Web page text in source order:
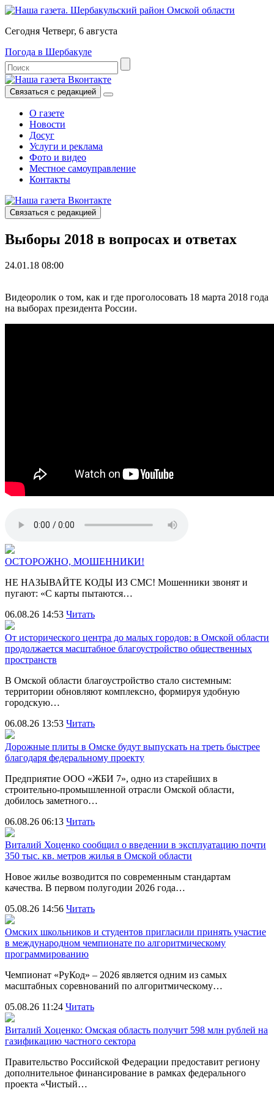
Сегодня Четверг, 6 августа
Погода в Шербакуле
Связаться с редакцией
О газете
Новости
Досуг
Услуги и реклама
Фото и видео
Местное самоуправление
Контакты
Связаться с редакцией
Выборы 2018 в вопросах и ответах
24.01.18 08:00
Видеоролик о том, как и где проголосовать 18 марта 2018 года
на выборах президента России.
ОСТОРОЖНО, МОШЕННИКИ!
НЕ НАЗЫВАЙТЕ КОДЫ ИЗ СМС! Мошенники звонят и
пугают: «С карты пытаются…
06.08.26 14:53 Читать
От исторического центра до малых городов: в Омской области
продолжается масштабное благоустройство общественных
пространств
В Омской области благоустройство стало системным:
территории обновляют комплексно, формируя удобную
городскую…
06.08.26 13:53 Читать
Дорожные плиты в Омске будут выпускать на треть быстрее
благодаря федеральному проекту
Предприятие ООО «ЖБИ 7», одно из старейших в
строительно‑промышленной отрасли Омской области,
добилось заметного…
06.08.26 06:13 Читать
Виталий Хоценко сообщил о введении в эксплуатацию почти
350 тыс. кв. метров жилья в Омской области
Новое жилье возводится по современным стандартам
качества. В первом полугодии 2026 года…
05.08.26 14:56 Читать
Омских школьников и студентов пригласили принять участие
в международном чемпионате по алгоритмическому
программированию
Чемпионат «РуКод» – 2026 является одним из самых
масштабных соревнований по алгоритмическому…
05.08.26 11:24 Читать
Виталий Хоценко: Омская область получит 598 млн рублей на
газификацию частного сектора
Правительство Российской Федерации предоставит региону
дополнительное финансирование в рамках федерального
проекта «Чистый…